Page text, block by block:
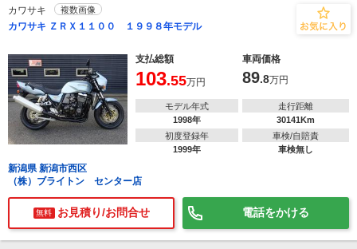
カワサキ 複数画像
カワサキ ＺＲＸ１１００ １９９８年モデル
支払総額 車両価格
103.55万円 89.8万円
モデル年式
1998年
走行距離
30141Km
初度登録年
1999年
車検/自賠責
車検無し
新潟県 新潟市西区
（株）ブライトン センター店
無料 お見積り/お問合せ 電話をかける